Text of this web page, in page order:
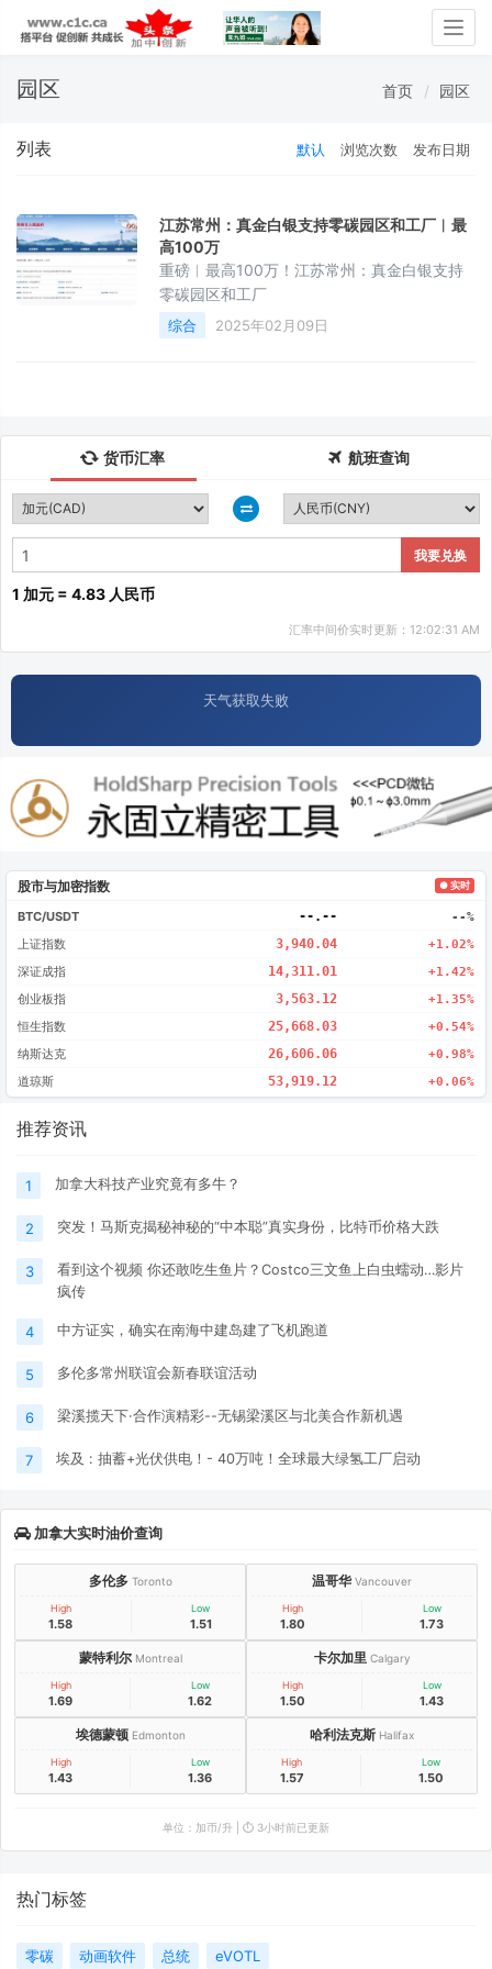
园区 首页 园区
列表 默认 浏览次数 发布日期
江苏常州：真金白银支持零碳园区和工厂︱最
高100万
重磅︱最高100万！江苏常州：真金白银支持
零碳园区和工厂
综合 2025年02月09日
货币汇率 航班查询
我要兑换
1 加元 = 4.83 人民币
汇率中间价实时更新：12:02:31 AM
天气获取失败
股市与加密指数 ● 实时
BTC/USDT --.-- --%
上证指数 3,940.04 +1.02%
深证成指 14,311.01 +1.42%
创业板指 3,563.12 +1.35%
恒生指数 25,668.03 +0.54%
纳斯达克 26,606.06 +0.98%
道琼斯 53,919.12 +0.06%
推荐资讯
1 加拿大科技产业究竟有多牛？
2 突发！马斯克揭秘神秘的“中本聪”真实身份，比特币价格大跌
3
看到这个视频 你还敢吃生鱼片？Costco三文鱼上白虫蠕动…影片
疯传
4 中方证实，确实在南海中建岛建了飞机跑道
5 多伦多常州联谊会新春联谊活动
6 梁溪揽天下·合作演精彩--无锡梁溪区与北美合作新机遇
7 埃及 : 抽蓄+光伏供电！- 40万吨！全球最大绿氢工厂启动
加拿大实时油价查询
多伦多 Toronto
High
1.58
Low
1.51
温哥华 Vancouver
High
1.80
Low
1.73
蒙特利尔 Montreal
High
1.69
Low
1.62
卡尔加里 Calgary
High
1.50
Low
1.43
埃德蒙顿 Edmonton
High
1.43
Low
1.36
哈利法克斯 Halifax
High
1.57
Low
1.50
单位：加币/升 | ⏱️ 3小时前已更新
热门标签
零碳 动画软件 总统 eVOTL